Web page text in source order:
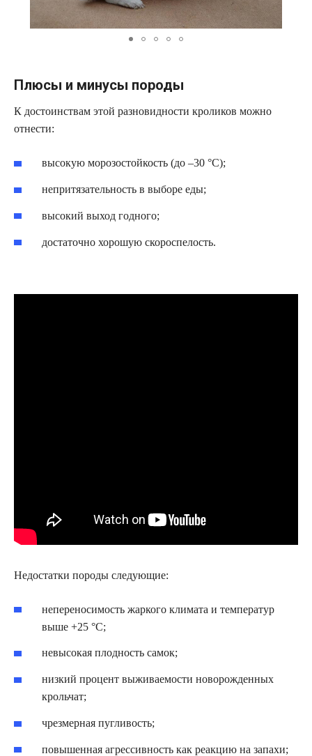
Плюсы и минусы породы
К достоинствам этой разновидности кроликов можно
отнести:
высокую морозостойкость (до –30 °C);
непритязательность в выборе еды;
высокий выход годного;
достаточно хорошую скороспелость.
Недостатки породы следующие:
непереносимость жаркого климата и температур
выше +25 °C;
невысокая плодность самок;
низкий процент выживаемости новорожденных
крольчат;
чрезмерная пугливость;
повышенная агрессивность как реакцию на запахи;